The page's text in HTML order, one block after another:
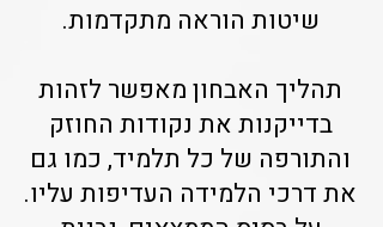
שיטות הוראה מתקדמות.
תהליך האבחון מאפשר לזהות
בדייקנות את נקודות החוזק
והתורפה של כל תלמיד, כמו גם
את דרכי הלמידה העדיפות עליו.